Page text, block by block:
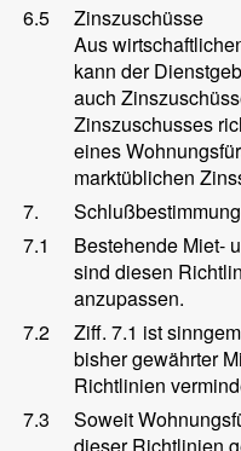
6.5
Zinszuschüsse
Aus
kann der
auch
Zinszuschusses
eines
marktüblichen
7.
7.1
Bestehende Miet-
sind diesen
anzupassen.
7.2
Ziff. 7.1 ist
bisher gewährter
Richtlinien
7.3
Soweit